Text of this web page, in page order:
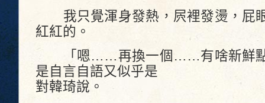
我只覺渾身發熱，屄裡發燙，屁
紅紅的。
「嗯……再換一個……有啥新鮮
是自言自語又似乎是
對韓琦說。